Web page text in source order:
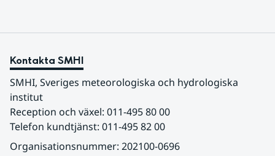
Kontakta SMHI
SMHI, Sveriges meteorologiska och hydrologiska
institut
Reception och växel: 011-495 80 00
Telefon kundtjänst: 011-495 82 00
Organisationsnummer: 202100-0696